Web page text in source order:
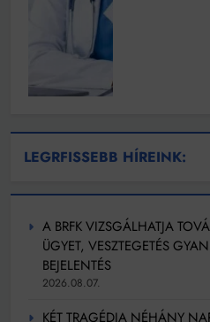
LEGRFISSEBB HÍREINK:
A BRFK VIZSGÁLHATJA
ÜGYET, VESZTEGETÉS
BEJELENTÉS
2026.08.07.
KÉT TRAGÉDIA NÉHÁNY